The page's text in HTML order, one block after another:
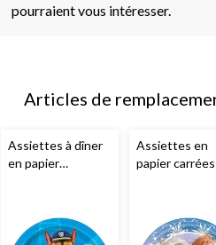
pourraient vous intéresser.
Articles de
Assiettes à dîner
en papier
po, paq. 8
Assiettes en
papier
mettant en
vedette